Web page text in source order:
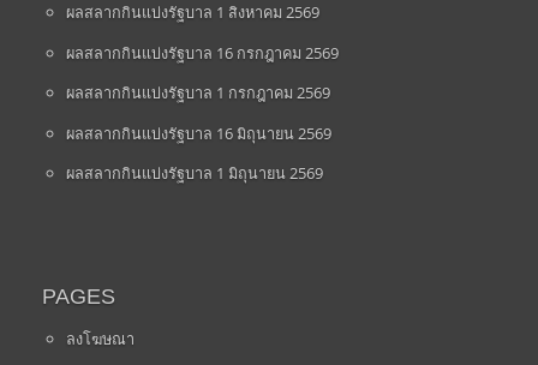
ผลสลากกินแบ่งรัฐบาล 1 สิงหาคม 2569
ผลสลากกินแบ่งรัฐบาล 16 กรกฎาคม 2569
ผลสลากกินแบ่งรัฐบาล 1 กรกฎาคม 2569
ผลสลากกินแบ่งรัฐบาล 16 มิถุนายน 2569
ผลสลากกินแบ่งรัฐบาล 1 มิถุนายน 2569
PAGES
ลงโฆษณา